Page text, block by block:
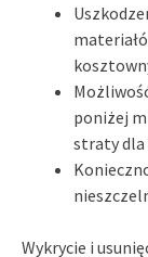
poniżej
straty dla
Wykrycie i